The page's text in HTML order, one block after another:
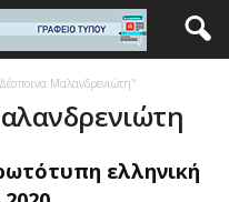
Μαλανδρενιώτη"
ελληνική